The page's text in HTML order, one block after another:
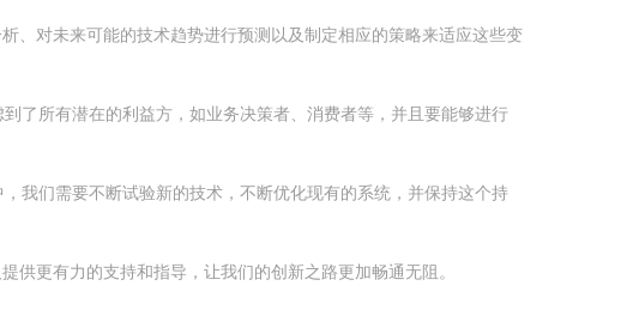
、对未来可能的技术趋势进行预测以及制定相应的策略来适应这些变
了所有潜在的利益方，如业务决策者、消费者等，并且要能够进行
我们需要不断试验新的技术，不断优化现有的系统，并保持这个持
供更有力的支持和指导，让我们的创新之路更加畅通无阻。